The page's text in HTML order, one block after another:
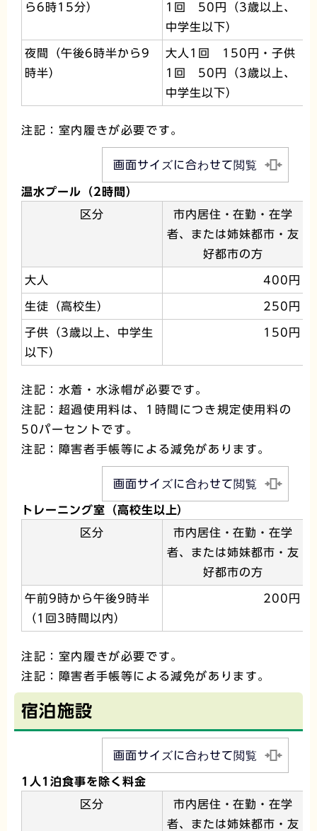
ら6時15分）
1回 50円（3歳以上、
中学生以下）
夜間（午後6時半から9
時半）
大人1回 150円・子供
1回 50円（3歳以上、
中学生以下）
注記：室内履きが必要です。
画面サイズに合わせて閲覧
温水プール（2時間）
区分
市内居住・在勤・在学
者、または姉妹都市・友
好都市の方
大人 400円
生徒（高校生） 250円
子供（3歳以上、中学生
以下）
150円
注記：水着・水泳帽が必要です。
注記：超過使用料は、1時間につき規定使用料の
50パーセントです。
注記：障害者手帳等による減免があります。
画面サイズに合わせて閲覧
トレーニング室（高校生以上）
区分
市内居住・在勤・在学
者、または姉妹都市・友
好都市の方
午前9時から午後9時半
（1回3時間以内）
200円
注記：室内履きが必要です。
注記：障害者手帳等による減免があります。
宿泊施設
画面サイズに合わせて閲覧
1人1泊食事を除く料金
区分
市内居住・在勤・在学
者、または姉妹都市・友